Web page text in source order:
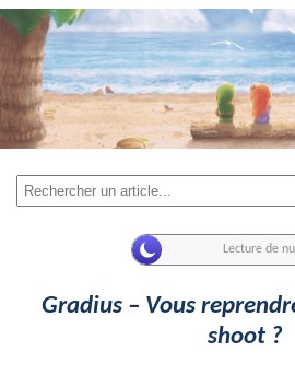
Gradius – Vous
shoot ?